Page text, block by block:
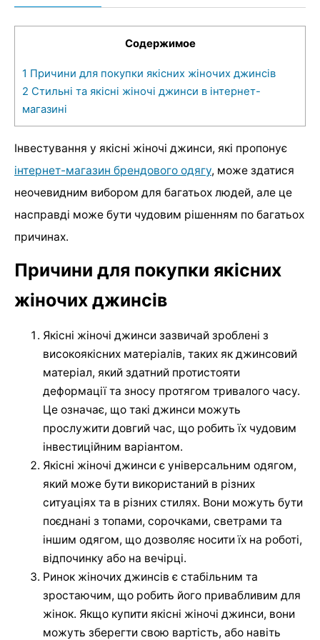
Содержимое
1 Причини для покупки якісних жіночих джинсів
2 Стильні та якісні жіночі джинси в інтернет-
магазині
Інвестування у якісні жіночі джинси, які пропонує
інтернет-магазин брендового одягу, може здатися
неочевидним вибором для багатьох людей, але це
насправді може бути чудовим рішенням по багатьох
причинах.
Причини для покупки якісних
жіночих джинсів
Якісні жіночі джинси зазвичай зроблені з
високоякісних матеріалів, таких як джинсовий
матеріал, який здатний протистояти
деформації та зносу протягом тривалого часу.
Це означає, що такі джинси можуть
прослужити довгий час, що робить їх чудовим
інвестиційним варіантом.
Якісні жіночі джинси є універсальним одягом,
який може бути використаний в різних
ситуаціях та в різних стилях. Вони можуть бути
поєднані з топами, сорочками, светрами та
іншим одягом, що дозволяє носити їх на роботі,
відпочинку або на вечірці.
Ринок жіночих джинсів є стабільним та
зростаючим, що робить його привабливим для
жінок. Якщо купити якісні жіночі джинси, вони
можуть зберегти свою вартість, або навіть